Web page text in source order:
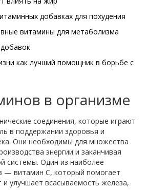
добавках для похудения
витамины для метаболизма
как лучший помощник в борьбе с
в организме
соединения, которые играют
в поддержании здоровья и
Они необходимы для множества
энергии и заканчивая
системы. Один из наиболее
— витамин C, который помогает
и улучшает всасываемость железа,